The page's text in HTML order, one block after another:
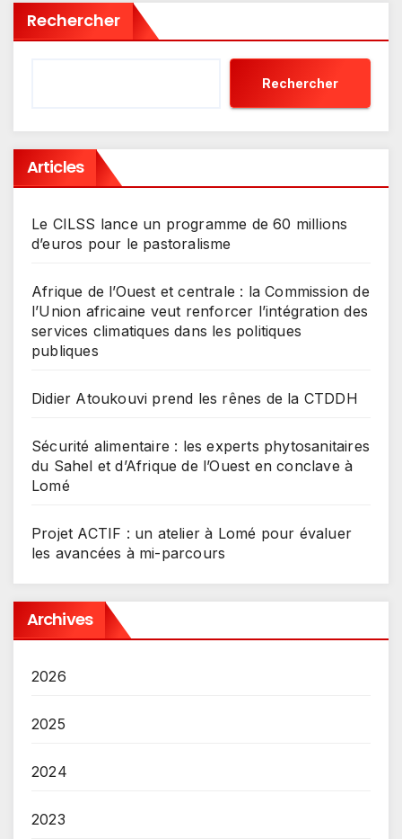
Rechercher
Rechercher
Articles
Le CILSS lance un programme de 60 millions
d’euros pour le pastoralisme
Afrique de l’Ouest et centrale : la Commission de
l’Union africaine veut renforcer l’intégration des
services climatiques dans les politiques
publiques
Didier Atoukouvi prend les rênes de la CTDDH
Sécurité alimentaire : les experts phytosanitaires
du Sahel et d’Afrique de l’Ouest en conclave à
Lomé
Projet ACTIF : un atelier à Lomé pour évaluer
les avancées à mi-parcours
Archives
2026
2025
2024
2023